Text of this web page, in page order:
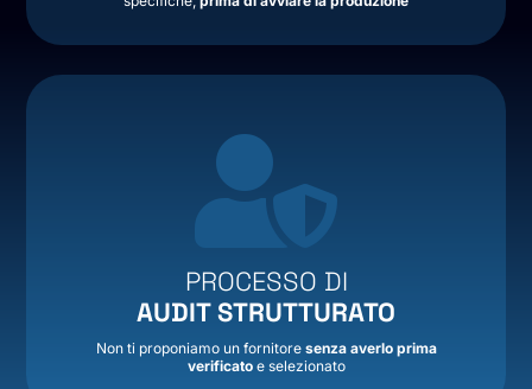

PROCESSO DI
AUDIT STRUTTURATO
Non ti proponiamo un fornitore senza averlo prima
verificatoe selezionato